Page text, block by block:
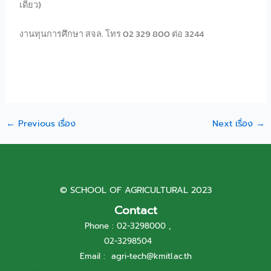
เดียว)
งานทุนการศึกษา สจล. โทร 02 329 800 ต่อ 3244
← Previous เรื่อง Next เรื่อง →
© SCHOOL OF AGRICULTURAL 2023
Contact
Phone : 02-3298000 ,
02-3298504
Email : agri-tech@kmitl.ac.th